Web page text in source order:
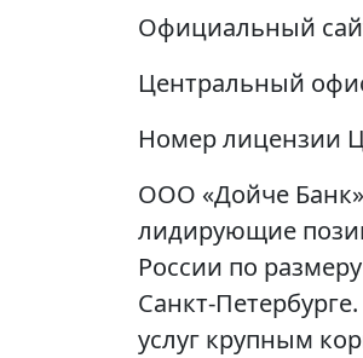
Официальный
Центральный
Номер лицензии
ООО «Дойче
лидирующие
России по
Санкт-
услуг крупным